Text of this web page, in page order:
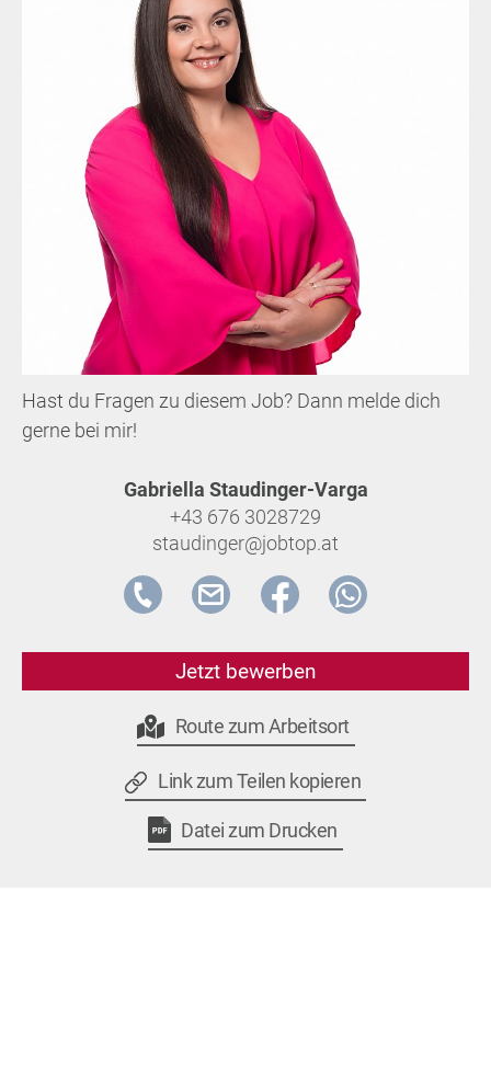
Hast du Fragen zu diesem Job? Dann melde dich
gerne bei mir!
Gabriella Staudinger-Varga
+43 676 3028729
staudinger@jobtop.at
Jetzt bewerben
Route zum Arbeitsort
Link zum Teilen kopieren
Datei zum Drucken